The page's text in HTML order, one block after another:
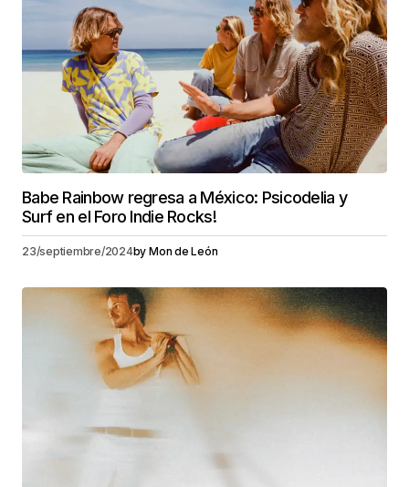
Babe Rainbow regresa a México: Psicodelia y
Surf en el Foro Indie Rocks!
23/septiembre/2024by Mon de León